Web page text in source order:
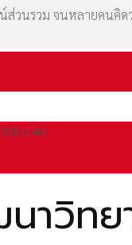
วนรวม จนหลายคนคิ
วิทย